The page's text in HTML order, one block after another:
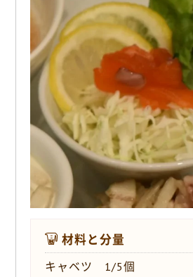
材料と分量
キャベツ 1/5個